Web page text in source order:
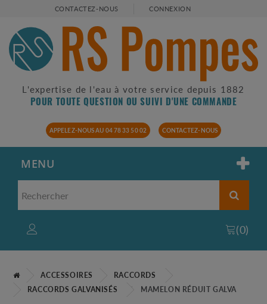
CONTACTEZ-NOUS CONNEXION
L'expertise de l'eau à votre service depuis 1882
POUR TOUTE QUESTION OU SUIVI D'UNE COMMANDE
APPELEZ-NOUS AU 04 78 33 50 02 CONTACTEZ-NOUS
MENU
(0)
ACCESSOIRES
RACCORDS
RACCORDS GALVANISÉS
MAMELON RÉDUIT GALVA